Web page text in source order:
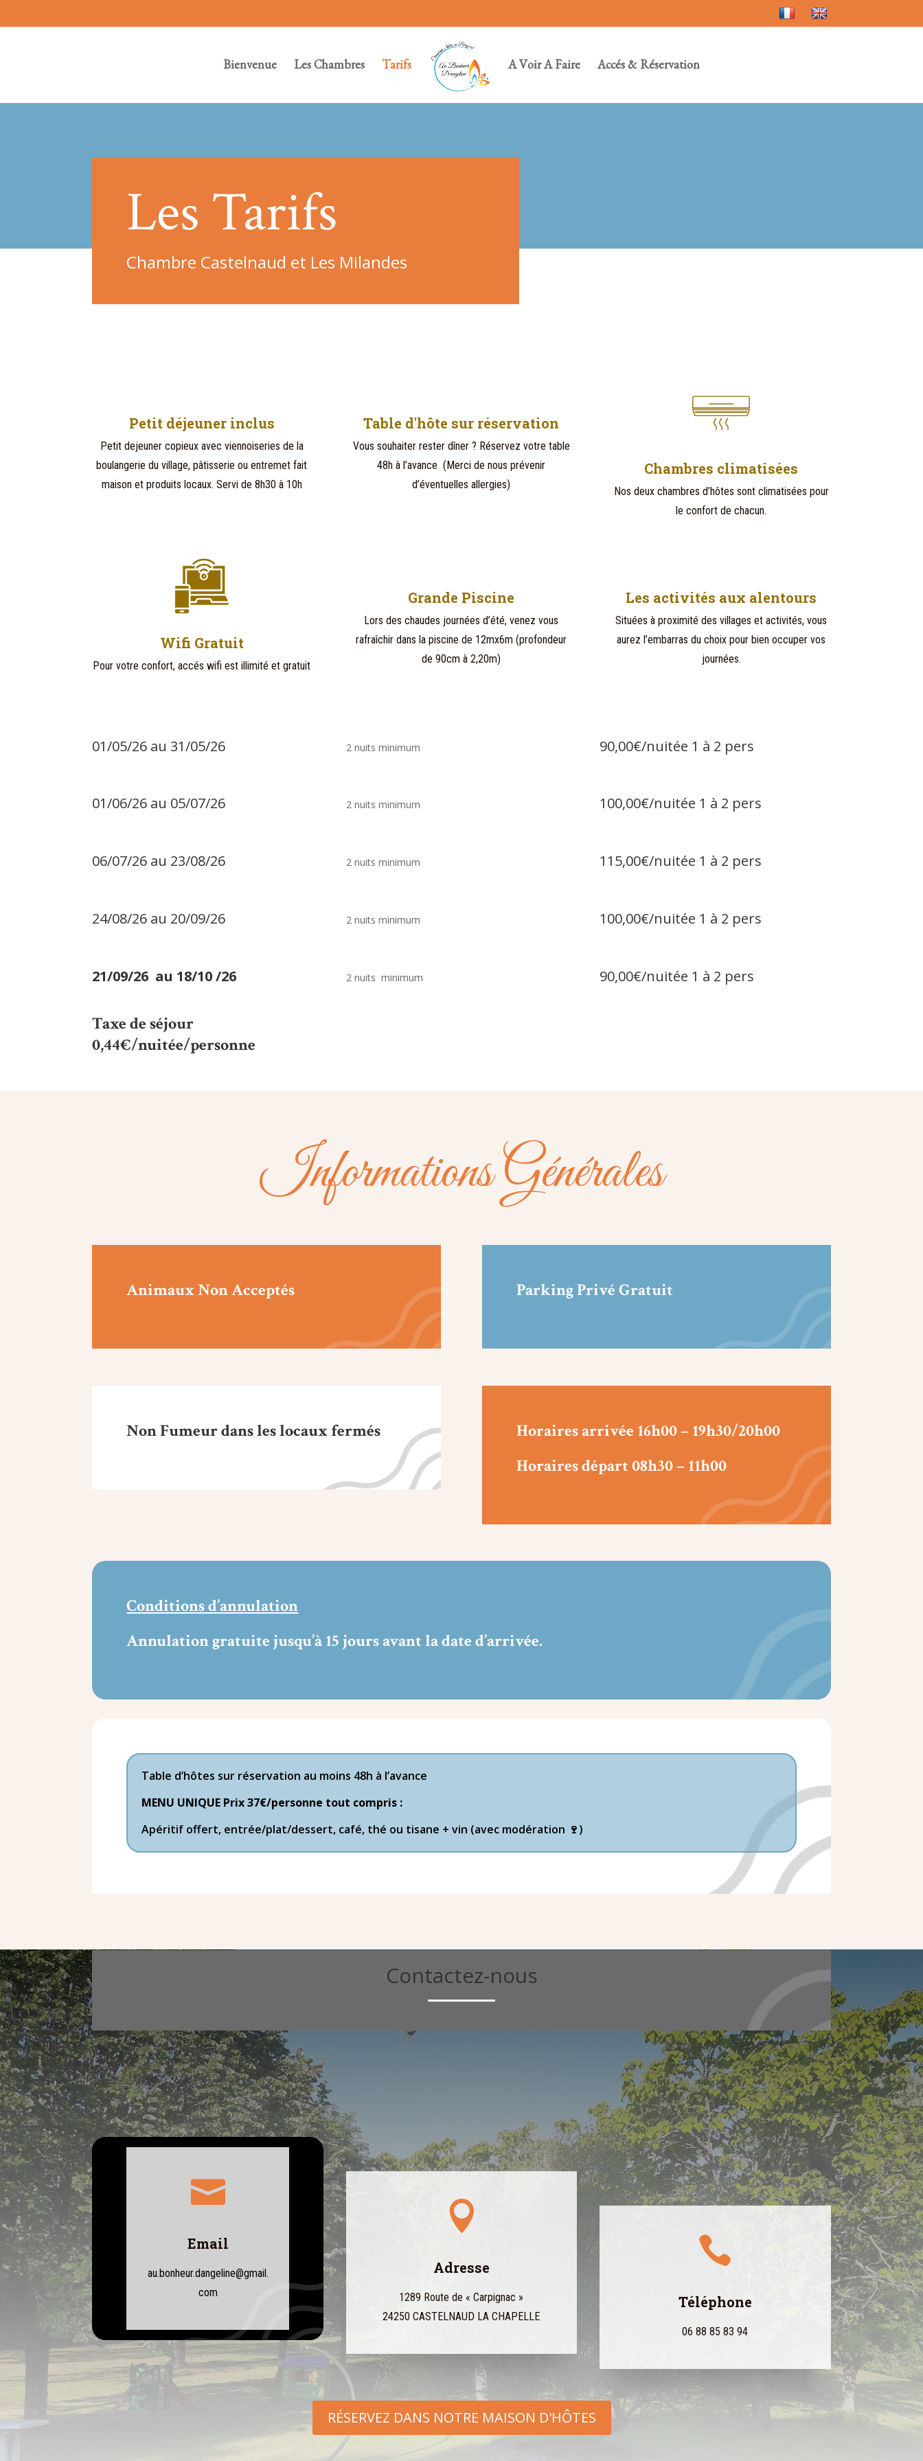
Bienvenue Les Chambres Tarifs A Voir A Faire Accés & Réservation
Les Tarifs
Chambre Castelnaud et Les Milandes
Petit déjeuner inclus
Petit dejeuner copieux avec viennoiseries de la
boulangerie du village, pâtisserie ou entremet fait
maison et produits locaux. Servi de 8h30 à 10h
Table d'hôte sur réservation
Vous souhaiter rester dîner ? Réservez votre table
48h à l’avance (Merci de nous prévenir
d’éventuelles allergies)
Chambres climatisées
Nos deux chambres d’hôtes sont climatisées pour
le confort de chacun.
Wifi Gratuit
Pour votre confort, accés wifi est illimité et gratuit
Grande Piscine
Lors des chaudes journées d’été, venez vous
rafraîchir dans la piscine de 12mx6m (profondeur
de 90cm à 2,20m)
Les activités aux alentours
Situées à proximité des villages et activités, vous
aurez l’embarras du choix pour bien occuper vos
journées.
01/05/26 au 31/05/26 2 nuits minimum 90,00€/nuitée 1 à 2 pers
01/06/26 au 05/07/26 2 nuits minimum 100,00€/nuitée 1 à 2 pers
06/07/26 au 23/08/26 2 nuits minimum 115,00€/nuitée 1 à 2 pers
24/08/26 au 20/09/26 2 nuits minimum 100,00€/nuitée 1 à 2 pers
21/09/26 au 18/10 /26
Taxe de séjour
0,44€/nuitée/personne
2 nuits minimum 90,00€/nuitée 1 à 2 pers
Informations Générales
Animaux Non Acceptés Parking Privé Gratuit
Non Fumeur dans les locaux fermés
Horaires arrivée 16h00 – 19h30/20h00
Horaires départ 08h30 – 11h00
Conditions d’annulation
Annulation gratuite jusqu’à 15 jours avant la date d’arrivée.
Table d’hôtes sur réservation au moins 48h à l’avance
MENU UNIQUE Prix 37€/personne tout compris :
Apéritif offert, entrée/plat/dessert, café, thé ou tisane + vin (avec modération 🍷)
Contactez-nous

Email
au.bonheur.dangeline@gmail.
com

Adresse
1289 Route de « Carpignac »
24250 CASTELNAUD LA CHAPELLE

Téléphone
06 88 85 83 94
RÉSERVEZ DANS NOTRE MAISON D'HÔTES